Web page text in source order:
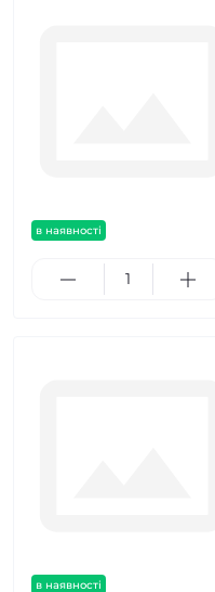
в наявності
в наявності